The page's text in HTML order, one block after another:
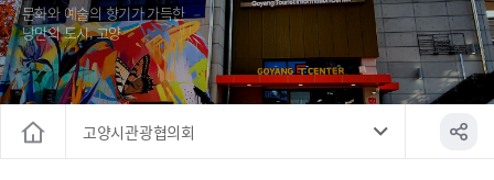
문화와 예술의 향기가 가득한
낭만의 도시, 고양
고양시관광협의회